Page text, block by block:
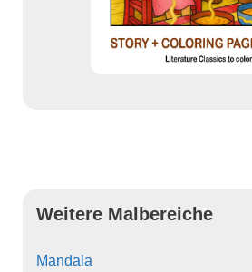
Weitere Malbereiche
Mandala